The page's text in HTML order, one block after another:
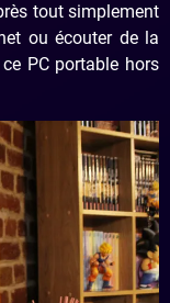
tout simplement
ou écouter de la
PC portable hors